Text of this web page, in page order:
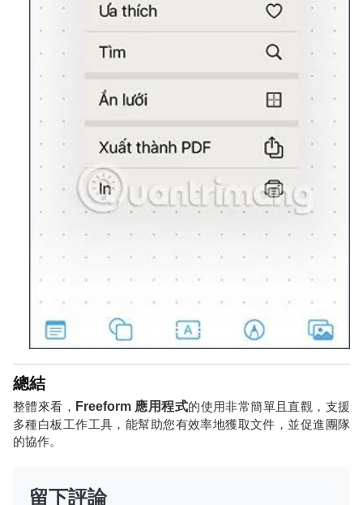
總結
整體來看， Freeform 應用程式的使用非常簡單且直觀，支援
多種白板工作工具，能幫助您有效率地獲取文件，並促進團隊
的協作。
留下評論